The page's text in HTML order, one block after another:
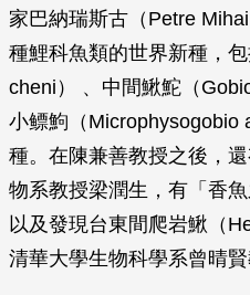
家巴納瑞斯古（Petre
種鯉科魚類的世界新種，
cheni ） 、中間鰍鮀（
小鳔鮈（ Microphysogobio
種。在陳兼善教授之後，
物系教授梁潤生，有「香
以及發現台東間爬岩鰍（
清華大學生物科學系曾晴賢